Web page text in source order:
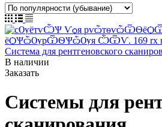
Система для рентгеновского
В наличии
Заказать
Системы для